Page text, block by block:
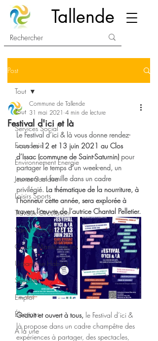
Tallende
Post
Tout
Services Social
Economie
Environnement Energie
Jeunes Scolaire
Loisirs Sports
Travaux Circulation
Santé - Covid-19
Culture Manifestations
Urbanisme Habitat
Sécurité
Emploi
Élections
A la une
Tout
Festival d'ici et là
Commune de Tallende
31 mai 2021 4 min de lecture
Le Festival d’ici & là vous donne rendez-
vous les 12 et 13 juin 2021 au Clos
d’Issac (commune de Saint-Saturnin) pour
partager le temps d’un week-end, un
moment en famille dans un cadre
privilégié. La thématique de la nourriture, à
l’honneur cette année, sera explorée à
travers l’œuvre de l’autrice Chantal Pelletier.
Gratuit et ouvert à tous, le Festival d’ici &
là propose dans un cadre champêtre des
expériences à partager, des spectacles,